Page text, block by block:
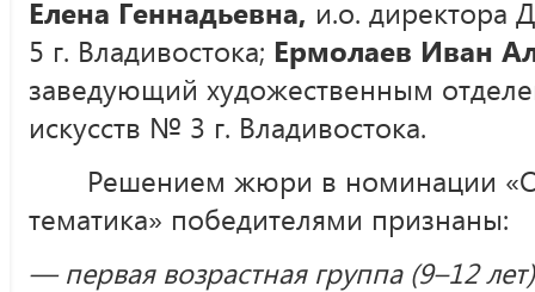
Елена Геннадьевна, и.о. директора
5 г. Владивостока; Ермолаев Иван
заведующий художественным
искусств № 3 г. Владивостока.
Решением жюри в номинации
тематика» победителями признаны:
— первая возрастная группа (9–12